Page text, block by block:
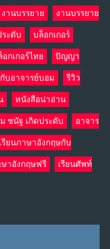
งานบรรยาย งานบรรยาย
ะดับ บล็อกเกอร์
อกเกอร์ไทย ปัญญา
บอาจารย์บอม รีวิว
หนังสือน่าอ่าน
ชนัฐ เกิดประดับ อาจาร
เรียนภาษาอังกฤษกับ
ษาอังกฤษฟรี เรียนศัพท์